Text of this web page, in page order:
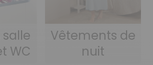
WC
Vêtements de
nuit